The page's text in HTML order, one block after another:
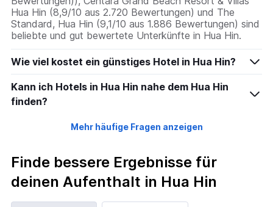
Hua Hin (8,9/10 aus 2.720 Bewertungen) und The
Standard, Hua Hin (9,1/10 aus 1.886 Bewertungen) sind
beliebte und gut bewertete Unterkünfte in Hua Hin.
Wie viel kostet ein günstiges Hotel in Hua Hin?
Kann ich Hotels in Hua Hin nahe dem Hua Hin
finden?
Mehr häufige Fragen anzeigen
Finde bessere Ergebnisse für
deinen Aufenthalt in Hua Hin